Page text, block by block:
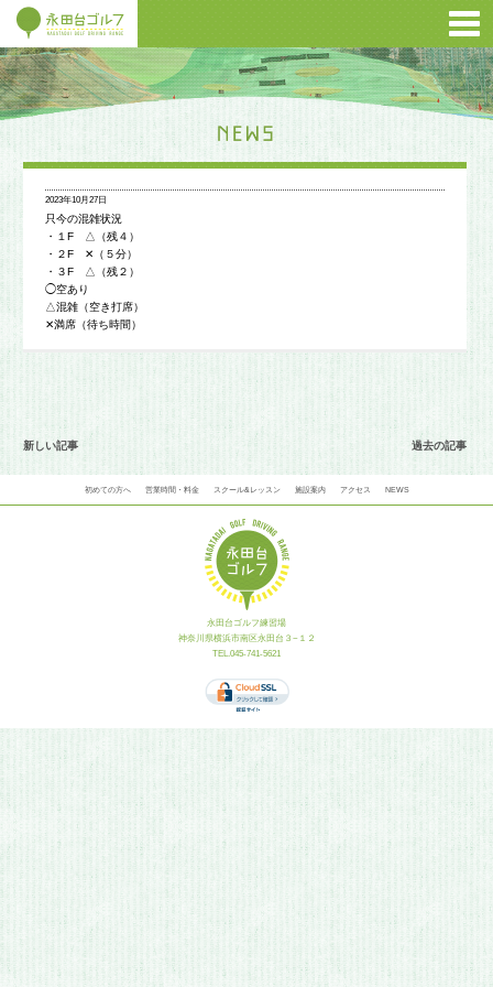
2023年10月27日
只今の混雑状況
・１F △（残４）
・２F ✕（５分）
・３F △（残２）
◯空あり
△混雑（空き打席）
✕満席（待ち時間）
新しい記事 過去の記事
初めての方へ 営業時間・料金 スクール&レッスン 施設案内 アクセス NEWS
永田台ゴルフ練習場
神奈川県横浜市南区永田台３−１２
TEL.045-741-5621